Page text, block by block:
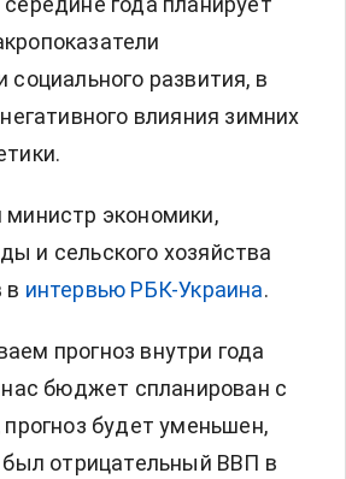
социального развития, в
влияния зимних
экономики,
и сельского хозяйства
в интервью РБК-Украина.
прогноз внутри года
бюджет спланирован с
будет уменьшен,
был отрицательный ВВП в